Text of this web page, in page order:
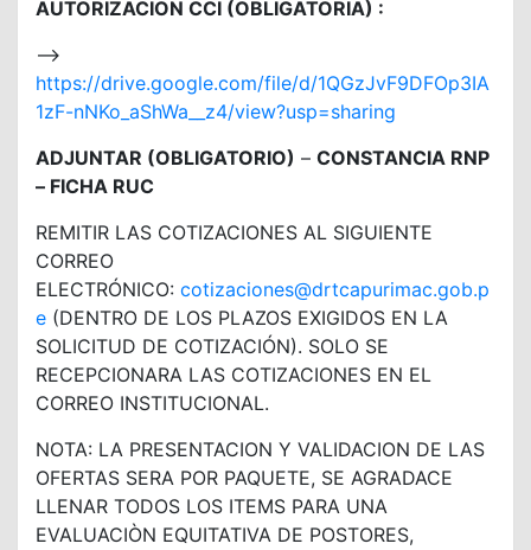
AUTORIZACION CCI (OBLIGATORIA) :
—>
https://drive.google.com/file/d/1QGzJvF9DFOp3IA
1zF-nNKo_aShWa__z4/view?usp=sharing
ADJUNTAR (OBLIGATORIO) – CONSTANCIA RNP
– FICHA RUC
REMITIR LAS COTIZACIONES AL SIGUIENTE
CORREO
ELECTRÓNICO: cotizaciones@drtcapurimac.gob.p
e (DENTRO DE LOS PLAZOS EXIGIDOS EN LA
SOLICITUD DE COTIZACIÓN). SOLO SE
RECEPCIONARA LAS COTIZACIONES EN EL
CORREO INSTITUCIONAL.
NOTA: LA PRESENTACION Y VALIDACION DE LAS
OFERTAS SERA POR PAQUETE, SE AGRADACE
LLENAR TODOS LOS ITEMS PARA UNA
EVALUACIÒN EQUITATIVA DE POSTORES,